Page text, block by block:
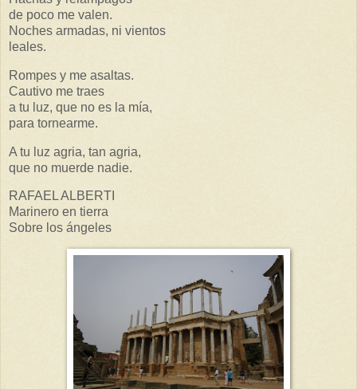
de poco me valen.
Noches armadas, ni vientos
leales.
Rompes y me asaltas.
Cautivo me traes
a tu luz, que no es la mía,
para tornearme.
A tu luz agria, tan agria,
que no muerde nadie.
RAFAEL ALBERTI
Marinero en tierra
Sobre los ángeles